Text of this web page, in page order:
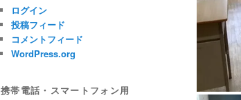
ログイン
投稿フィード
コメントフィード
WordPress.org
携帯電話・スマートフォン用